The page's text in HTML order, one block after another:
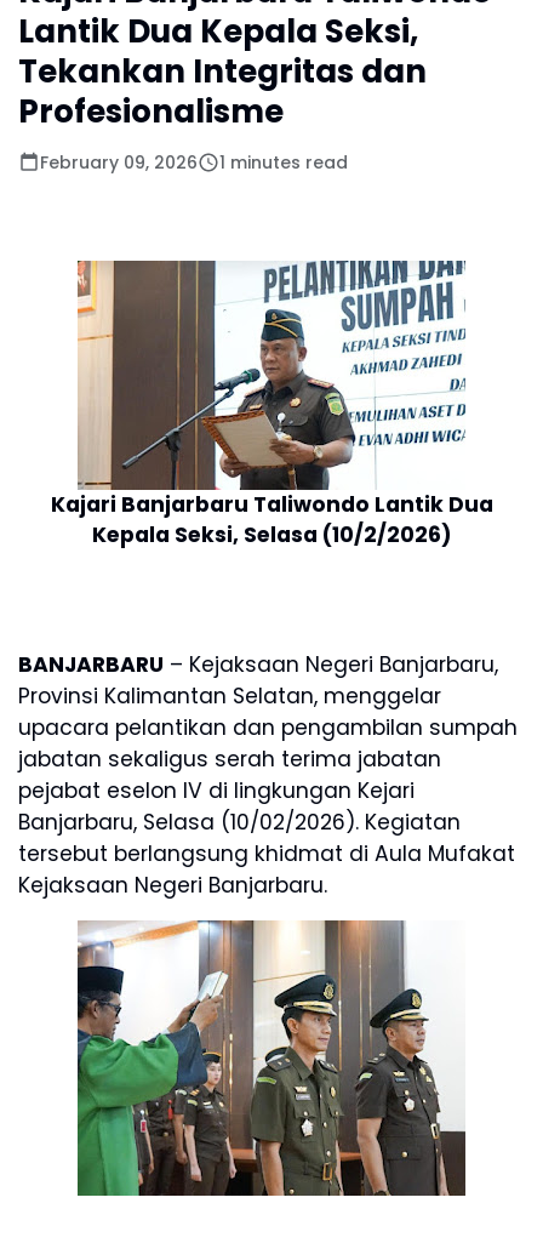
Lantik Dua Kepala Seksi,
Tekankan Integritas dan
Profesionalisme
February 09, 2026 1 minutes read
Kajari Banjarbaru Taliwondo Lantik Dua
Kepala Seksi, Selasa (10/2/2026)
BANJARBARU – Kejaksaan Negeri Banjarbaru,
Provinsi Kalimantan Selatan, menggelar
upacara pelantikan dan pengambilan sumpah
jabatan sekaligus serah terima jabatan
pejabat eselon IV di lingkungan Kejari
Banjarbaru, Selasa (10/02/2026). Kegiatan
tersebut berlangsung khidmat di Aula Mufakat
Kejaksaan Negeri Banjarbaru.